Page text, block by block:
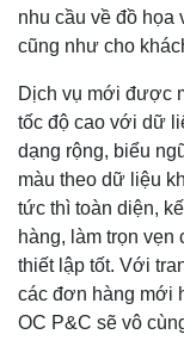
nhu cầu về đồ họa
cũng như cho
Dịch vụ mới được
tốc độ cao với dữ
dạng rộng, biểu
màu theo dữ liệu
tức thì toàn diện,
hàng, làm trọn
thiết lập tốt. Với
các đơn hàng mới
OC P&C sẽ vô